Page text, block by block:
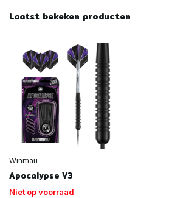
Laatst bekeken producten
Winmau
Apocalypse V3
Niet op voorraad